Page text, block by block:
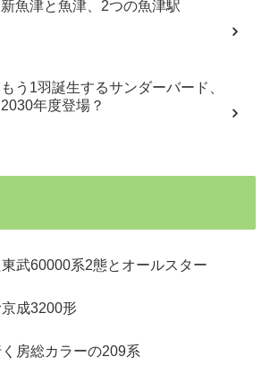
新魚津と魚津、2つの魚津駅
もう1羽誕生するサンダーバード、
2030年度登場？
武60000系2態とオールスター
成3200形
房総カラーの209系